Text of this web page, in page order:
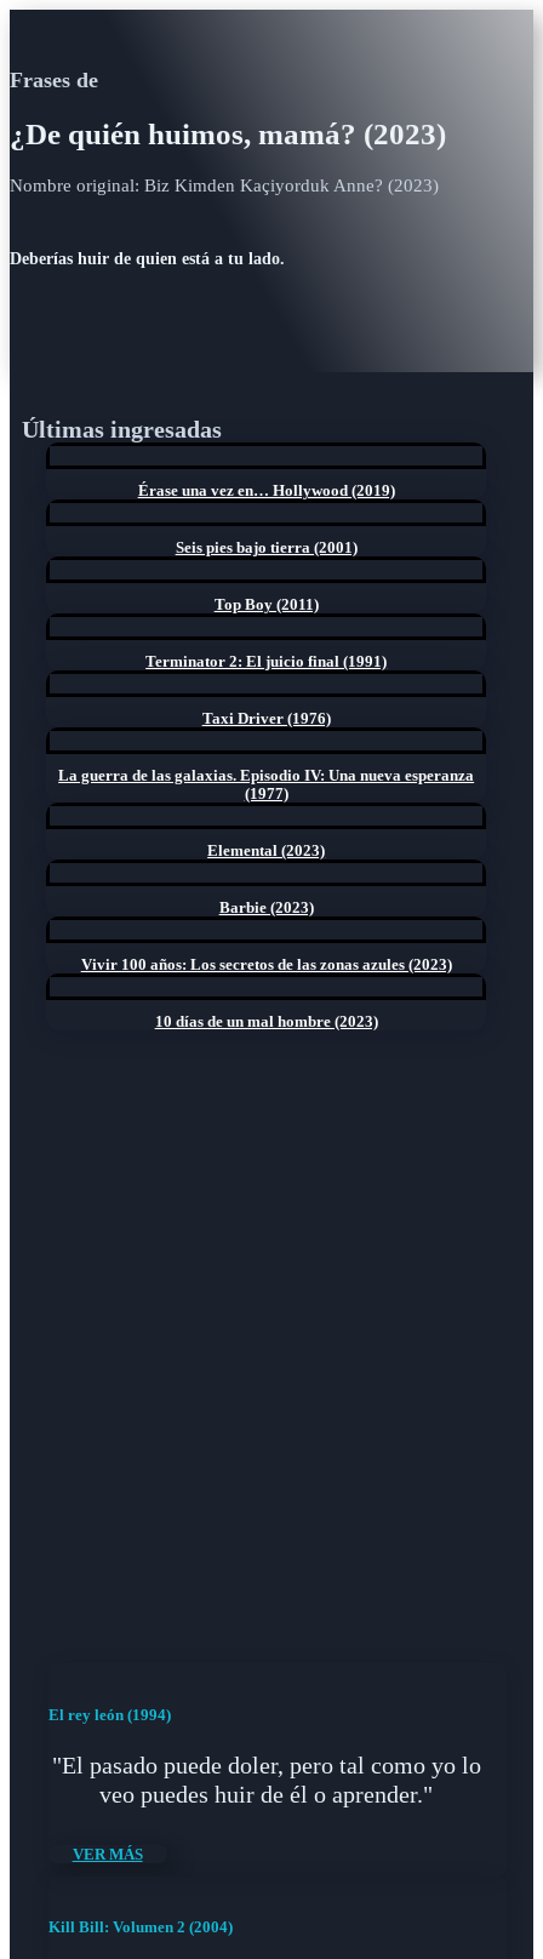
Frases de
¿De quién huimos, mamá? (2023)
Nombre original: Biz Kimden Kaçiyorduk Anne? (2023)
Deberías huir de quien está a tu lado.
Últimas ingresadas
Érase una vez en… Hollywood (2019)
Seis pies bajo tierra (2001)
Top Boy (2011)
Terminator 2: El juicio final (1991)
Taxi Driver (1976)
La guerra de las galaxias. Episodio IV: Una nueva esperanza
(1977)
Elemental (2023)
Barbie (2023)
Vivir 100 años: Los secretos de las zonas azules (2023)
10 días de un mal hombre (2023)
El rey león (1994)
"El pasado puede doler, pero tal como yo lo
veo puedes huir de él o aprender."
VER MÁS
Kill Bill: Volumen 2 (2004)